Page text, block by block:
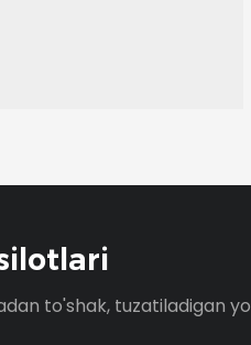
to'shak, tuzatiladigan